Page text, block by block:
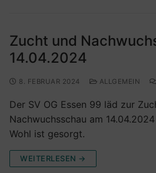
Zucht und
14.04.2024
8. FEBRUAR 2024 ALLGEMEIN
Der SV OG Essen 99 läd zur
Nachwuchsschau am
Wohl ist gesorgt.
WEITERLESEN →